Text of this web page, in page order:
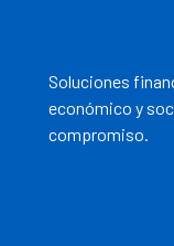
Soluciones
económico y
compromiso.